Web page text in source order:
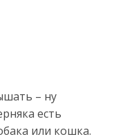
– ну
есть
или кошка.